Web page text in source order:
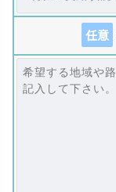
任意